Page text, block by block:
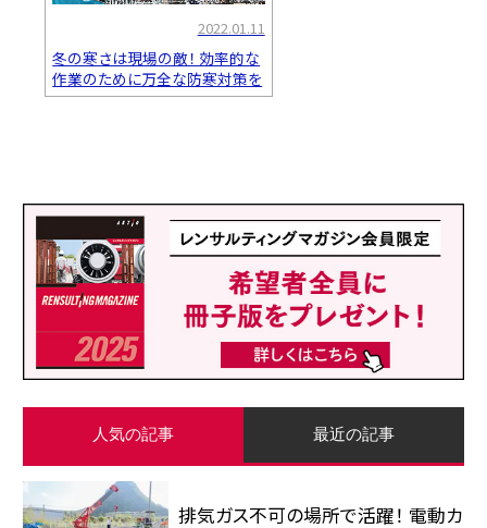
2022.01.11
冬の寒さは現場の敵！ 効率的な
作業のために万全な防寒対策を
人気の記事 最近の記事
排気ガス不可の場所で活躍！ 電動カ